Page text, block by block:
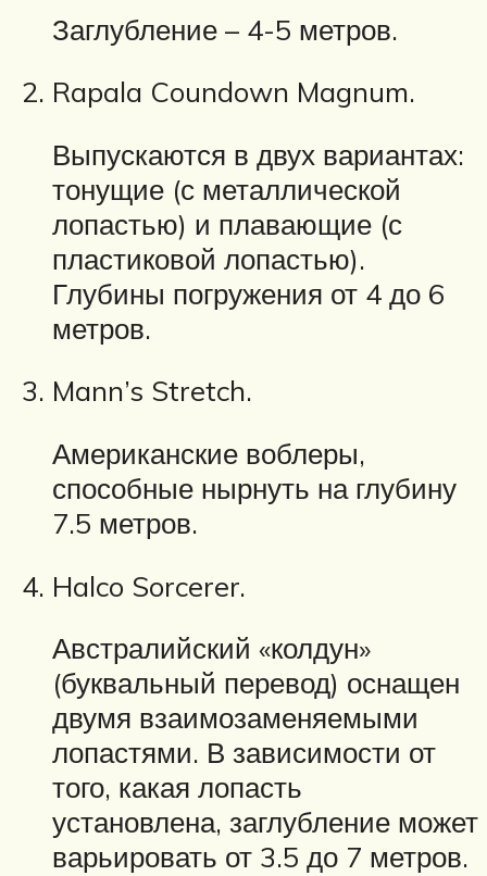
Заглубление – 4-5 метров.
Rapala Coundown Magnum.
Выпускаются в двух вариантах:
тонущие (с металлической
лопастью) и плавающие (с
пластиковой лопастью).
Глубины погружения от 4 до 6
метров.
Mann’s Stretch.
Американские воблеры,
способные нырнуть на глубину
7.5 метров.
Halco Sorcerer.
Австралийский «колдун»
(буквальный перевод) оснащен
двумя взаимозаменяемыми
лопастями. В зависимости от
того, какая лопасть
установлена, заглубление может
варьировать от 3.5 до 7 метров.